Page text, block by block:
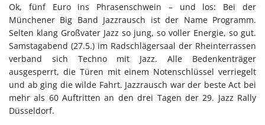
Ok, fünf Euro ins Phrasenschwein – und los: Bei der
Münchener Big Band Jazzrausch ist der Name Programm.
Selten klang Großvater Jazz so jung, so voller Energie, so gut.
Samstagabend (27.5.) im Radschlägersaal der Rheinterrassen
verband sich Techno mit Jazz. Alle Bedenkenträger
ausgesperrt, die Türen mit einem Notenschlüssel verriegelt
und ab ging die wilde Fahrt. Jazzrausch war der beste Act bei
mehr als 60 Auftritten an den drei Tagen der 29. Jazz Rally
Düsseldorf.